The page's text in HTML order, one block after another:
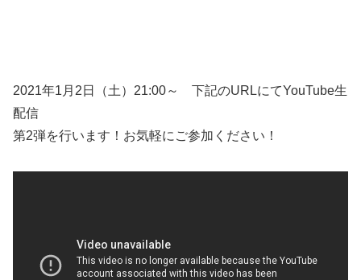
2021年1月2日（土）21:00～ 下記のURLにてYouTube生
配信
第2弾を行います！お気軽にご参加ください！